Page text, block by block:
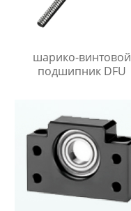
шарико-винтовой
подшипник DFU